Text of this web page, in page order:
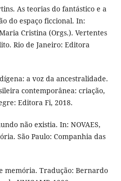
As teorias do fantástico e a
do espaço ficcional. In:
Cristina (Orgs.). Vertentes
Rio de Janeiro: Editora
a voz da ancestralidade.
contemporânea: criação,
Editora Fi, 2018.
não existia. In: NOVAES,
São Paulo: Companhia das
memória. Tradução: Bernardo